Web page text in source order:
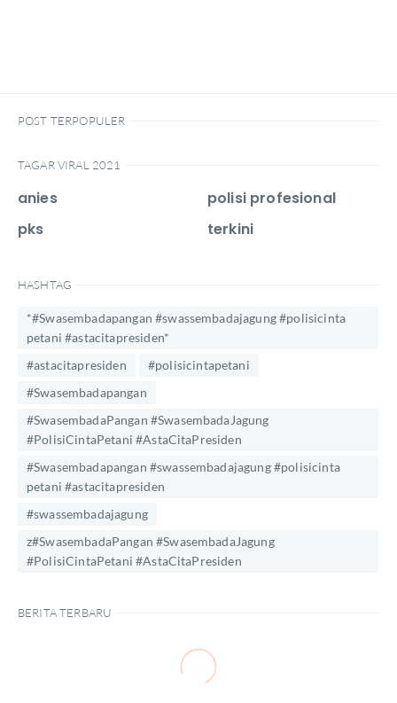
POST TERPOPULER
TAGAR VIRAL 2021
anies
pks
polisi profesional
terkini
HASHTAG
*#Swasembadapangan #swassembadajagung #polisicinta
petani #astacitapresiden*
#astacitapresiden
#polisicintapetani
#Swasembadapangan
#SwasembadaPangan #SwasembadaJagung
#PolisiCintaPetani #AstaCitaPresiden
#Swasembadapangan #swassembadajagung #polisicinta
petani #astacitapresiden
#swassembadajagung
z#SwasembadaPangan #SwasembadaJagung
#PolisiCintaPetani #AstaCitaPresiden
BERITA TERBARU